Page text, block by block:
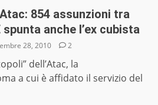
854 assunzioni tra
anche l’ex cubista
28, 2010 2
dell’Atac, la
a cui è affidato il servizio del